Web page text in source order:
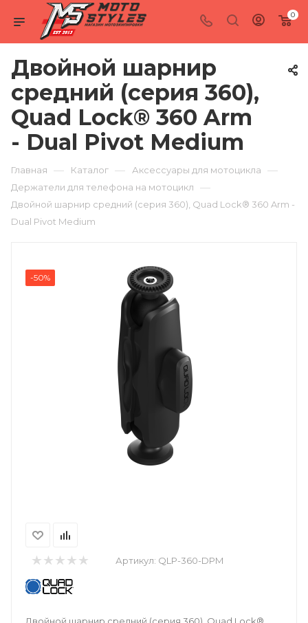
0
Двойной шарнир
средний (серия 360),
Quad Lock® 360 Arm
- Dual Pivot Medium
Главная — Каталог — Аксессуары для мотоцикла —
Держатели для телефона на мотоцикл —
Двойной шарнир средний (серия 360), Quad Lock® 360 Arm -
Dual Pivot Medium
-50%
Артикул: QLP-360-DPM